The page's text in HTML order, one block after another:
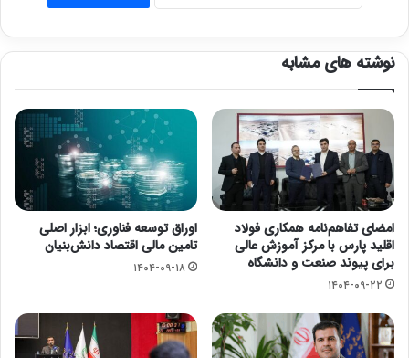
نوشته های مشابه
امضای تفاهم‌نامه همکاری فولاد
اقلید پارس با مرکز آموزش عالی
برای پیوند صنعت و دانشگاه
۱۴۰۴-۰۹-۲۲
اوراق توسعه فناوری؛ ابزار اصلی
تامین مالی اقتصاد دانش‌بنیان
۱۴۰۴-۰۹-۱۸